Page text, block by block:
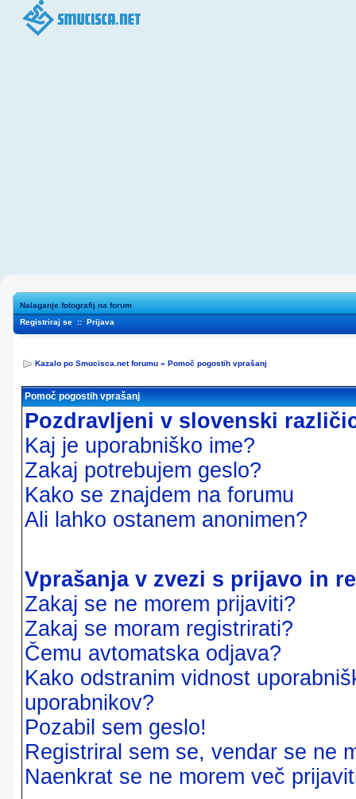
Nalaganje fotografij na forum
Registriraj se :: Prijava
Kazalo po Smucisca.net forumu » Pomoč pogostih vprašanj
Pomoč pogostih vprašanj
Pozdravljeni v slovenski
Kaj je uporabniško ime?
Zakaj potrebujem geslo?
Kako se znajdem na forumu
Ali lahko ostanem anonimen?
Vprašanja v zvezi s prijavo in
Zakaj se ne morem prijaviti?
Zakaj se moram registrirati?
Čemu avtomatska odjava?
Kako odstranim vidnost
uporabnikov?
Pozabil sem geslo!
Registriral sem se, vendar se ne
Naenkrat se ne morem več